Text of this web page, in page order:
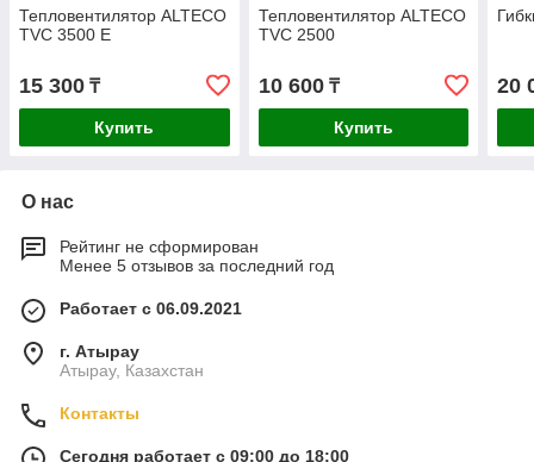
Тепловентилятор ALTECO
TVC 3500 E
15 300 ₸
Купить
Тепловентилятор ALTECO
TVС 2500
10 600₸
Купить
20
О нас
Рейтинг не сформирован
Менее 5 отзывов за последний год
Работает с 06.09.2021
г. Атырау
Атырау, Казахстан
Контакты
Сегодня работает с 09:00 до 18:00